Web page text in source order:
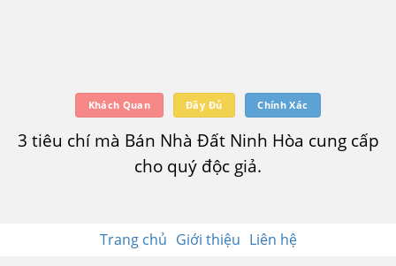
Khách Quan Đầy Đủ Chính Xác
3 tiêu chí mà Bán Nhà Đất Ninh Hòa cung cấp
cho quý độc giả.
Trang chủ Giới thiệu Liên hệ